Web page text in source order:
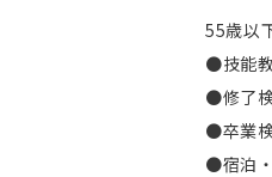
55歳以
●技能
●修了
●卒業
●宿泊